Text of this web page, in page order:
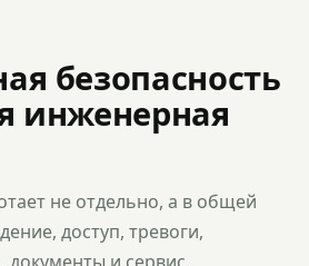
безопасность
инженерная
не отдельно, а в общей
доступ, тревоги,